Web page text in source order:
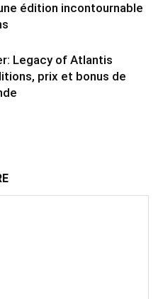
édition incontournable
Legacy of Atlantis
prix et bonus de